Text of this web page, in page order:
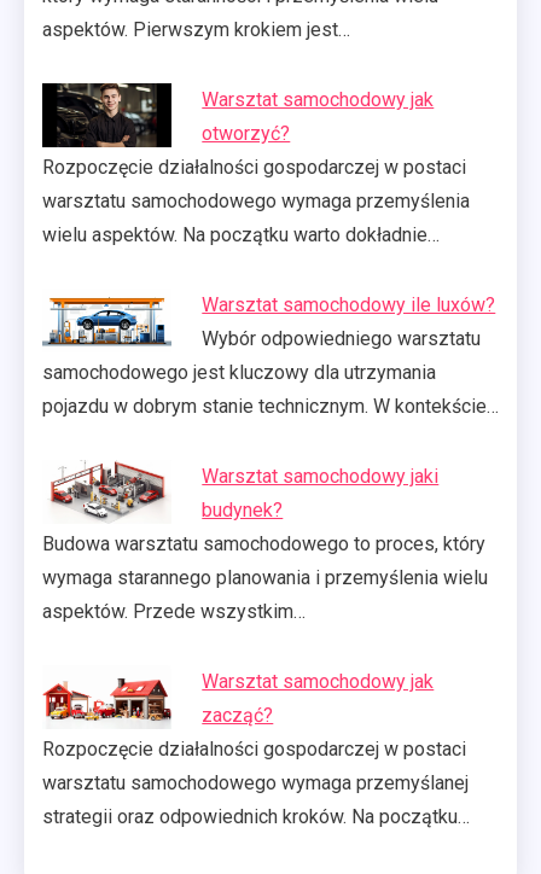
aspektów. Pierwszym krokiem jest…
Warsztat samochodowy jak
otworzyć?
Rozpoczęcie działalności gospodarczej w postaci
warsztatu samochodowego wymaga przemyślenia
wielu aspektów. Na początku warto dokładnie…
Warsztat samochodowy ile luxów?
Wybór odpowiedniego warsztatu
samochodowego jest kluczowy dla utrzymania
pojazdu w dobrym stanie technicznym. W kontekście…
Warsztat samochodowy jaki
budynek?
Budowa warsztatu samochodowego to proces, który
wymaga starannego planowania i przemyślenia wielu
aspektów. Przede wszystkim…
Warsztat samochodowy jak
zacząć?
Rozpoczęcie działalności gospodarczej w postaci
warsztatu samochodowego wymaga przemyślanej
strategii oraz odpowiednich kroków. Na początku…